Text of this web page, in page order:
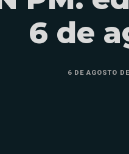
6 de
6 DE AGOSTO